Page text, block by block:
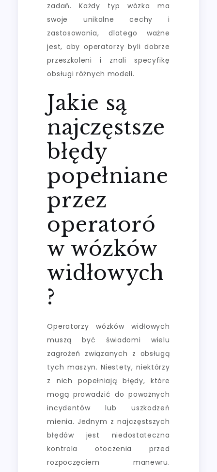
zadań. Każdy typ wózka ma
swoje unikalne cechy i
zastosowania, dlatego ważne
jest, aby operatorzy byli dobrze
przeszkoleni i znali specyfikę
obsługi różnych modeli.
Jakie są
najczęstsze
błędy
popełniane
przez
operatoró
w wózków
widłowych
?
Operatorzy wózków widłowych
muszą być świadomi wielu
zagrożeń związanych z obsługą
tych maszyn. Niestety, niektórzy
z nich popełniają błędy, które
mogą prowadzić do poważnych
incydentów lub uszkodzeń
mienia. Jednym z najczęstszych
błędów jest niedostateczna
kontrola otoczenia przed
rozpoczęciem manewru.